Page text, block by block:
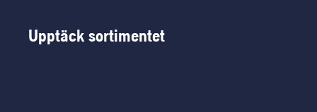
Upptäck sortimentet